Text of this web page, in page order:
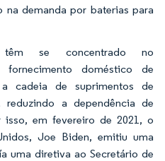
na demanda por baterias para
se concentrado no
doméstico de
cadeia de suprimentos de
a dependência de
isso, em fevereiro de 2021, o
Joe Biden, emitiu uma
uma diretiva ao Secretário de